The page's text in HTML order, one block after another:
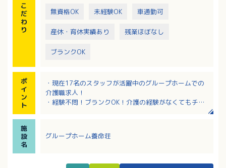
こ
だ
わ
り
無資格OK 未経験OK 車通勤可
産休・育休実績あり 残業ほぼなし
ブランクOK
ポ
イ
ン
ト
・現在17名のスタッフが活躍中のグループホームでの
介護職求人！
・経験不問！ブランクOK！介護の経験がなくてもチャ
・残業ほぼ無し！職員同士の人間関係がバッチリです
施
設
名
グループホーム養命荘